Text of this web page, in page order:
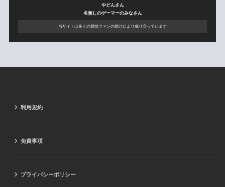
やどんさん
名無しのゲーマーのみなさん
当サイトは多くの競技ファンの助けにより成り立っています
利用規約
免責事項
プライバシーポリシー